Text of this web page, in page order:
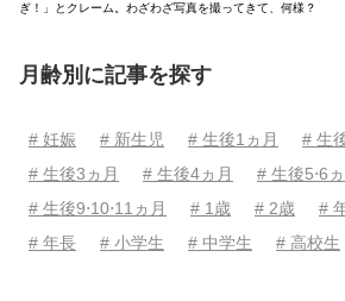
ぎ！」とクレーム。わざわざ写真を撮ってきて、何様？
月齢別に記事を探す
# 妊娠 # 新生児 # 生後1ヵ月
# 生
# 生後3ヵ月
# 生後4ヵ月 # 生後5⋅6
# 生後9⋅10⋅11ヵ月
# 1歳 # 2歳 #
# 年長
# 小学生 # 中学生 # 高校生